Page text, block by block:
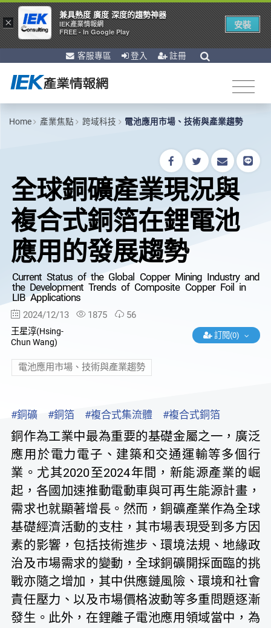
客服專區 登入 註冊
Home 產業焦點 跨域科技 電池應用市場、技術與產業趨勢
全球銅礦產業現況與
複合式銅箔在鋰電池
應用的發展趨勢
Current Status of the Global Copper Mining Industry and
the Development Trends of Composite Copper Foil in
LIB Applications
2024/12/13 1875 56
王星淳(Hsing-
Chun Wang)
訂閱(0)
電池應用市場、技術與產業趨勢
#銅礦 #銅箔 #複合式集流體 #複合式銅箔
銅作為工業中最為重要的基礎金屬之一，廣泛
應用於電力電子、建築和交通運輸等多個行
業。尤其2020至2024年間，新能源產業的崛
起，各國加速推動電動車與可再生能源計畫，
需求也就顯著增長。然而，銅礦產業作為全球
基礎經濟活動的支柱，其市場表現受到多方因
素的影響，包括技術進步、環境法規、地緣政
治及市場需求的變動，全球銅礦開採面臨的挑
戰亦隨之增加，其中供應鏈風險、環境和社會
責任壓力、以及市場價格波動等多重問題逐漸
發生。此外，在鋰離子電池應用領域當中，為
×
兼具熱度 廣度 深度的趨勢神器
IEK產業情報網
FREE - In Google Play
安裝